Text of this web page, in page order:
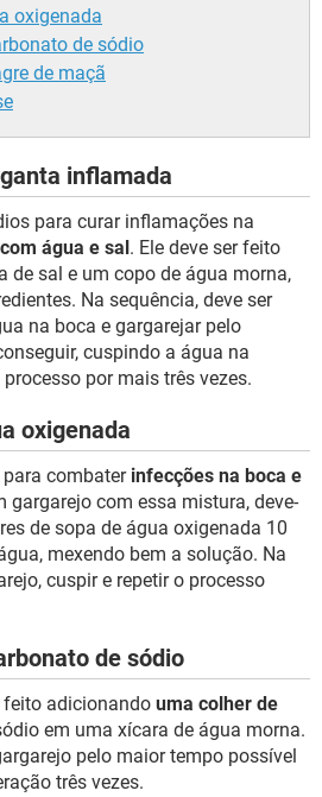
oxigenada
de sódio
de maçã
inflamada
para curar inflamações na
água e sal. Ele deve ser feito
de sal e um copo de água morna,
Na sequência, deve ser
na boca e gargarejar pelo
cuspindo a água na
por mais três vezes.
oxigenada
combater infecções na boca e
gargarejo com essa mistura, deve-
de sopa de água oxigenada 10
mexendo bem a solução. Na
cuspir e repetir o processo
de sódio
feito adicionando uma colher de
em uma xícara de água morna.
pelo maior tempo possível
três vezes.